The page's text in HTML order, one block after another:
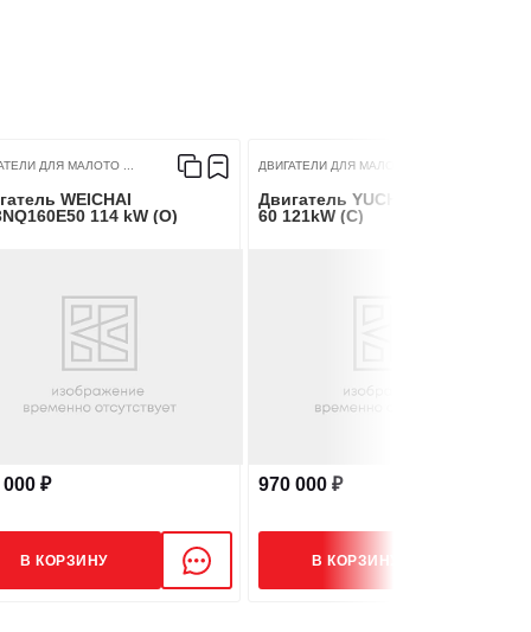
ДЛЯ МАЛОТО ...
WEICHAI
114 kW (O)
₽
В КОРЗИНУ
ДВИГАТЕЛИ ДЛЯ МАЛОТО ...
Двигатель YUCHAI YCY30165-
60 121kW (C)
970 000 ₽
В КОРЗИНУ